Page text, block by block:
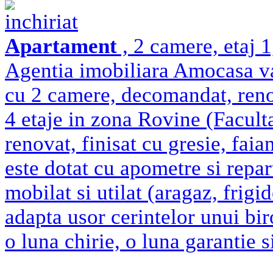
inchiriat
Apartament , 2 camere, etaj
Agentia imobiliara Amocasa
cu 2 camere, decomandat,
4 etaje in zona Rovine
renovat, finisat cu gresie,
este dotat cu apometre si
mobilat si utilat (aragaz,
adapta usor cerintelor unui
o luna chirie, o luna garantie